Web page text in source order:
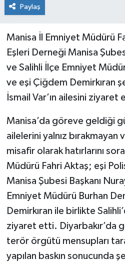
Paylaş
Manisa İl Emniyet Müdürü
Eşleri Derneği Manisa
ve Salihli İlçe Emniyet
ve eşi Çiğdem Demirkıran
İsmail Var’ın ailesini ziyaret
Manisa’da göreve geldiği
ailelerini yalnız bırakmayan
misafir olarak hatırlarını
Müdürü Fahri Aktaş; eşi
Manisa Şubesi Başkanı
Emniyet Müdürü Burhan
Demirkıran ile birlikte
ziyaret etti. Diyarbakır’da
terör örgütü mensupları
yapılan baskın sonucunda